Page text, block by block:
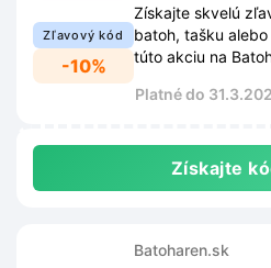
Zľavový kód
-10%
Získajte skvelú
batoh, tašku
túto akciu na
Platné do
Získajte
Batoharen.sk